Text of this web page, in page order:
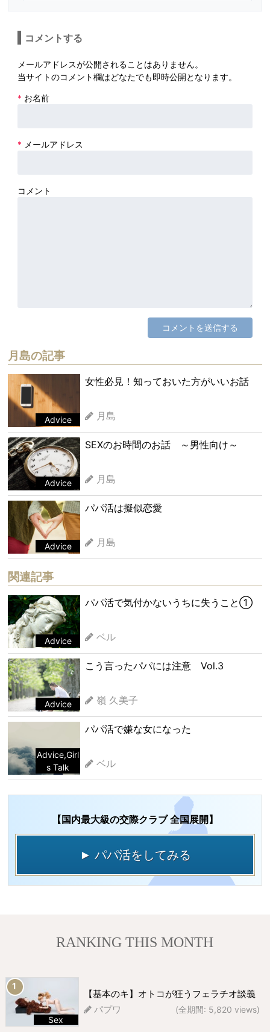
コメントする
メールアドレスが公開されることはありません。
当サイトのコメント欄はどなたでも即時公開となります。
* お名前
* メールアドレス
コメント
月島の記事
Advice
女性必見！知っておいた方がいいお話
月島
Advice
SEXのお時間のお話 ～男性向け～
月島
Advice
パパ活は擬似恋愛
月島
関連記事
Advice
パパ活で気付かないうちに失うこと①
ベル
Advice
こう言ったパパには注意 Vol.3
嶺 久美子
Advice,Girl
s Talk
パパ活で嫌な女になった
ベル
【国内最大級の交際クラブ 全国展開】
► パパ活をしてみる
RANKING THIS MONTH
Sex
【基本のキ】オトコが狂うフェラチオ談義
パプワ
(全期間: 5,820 views)